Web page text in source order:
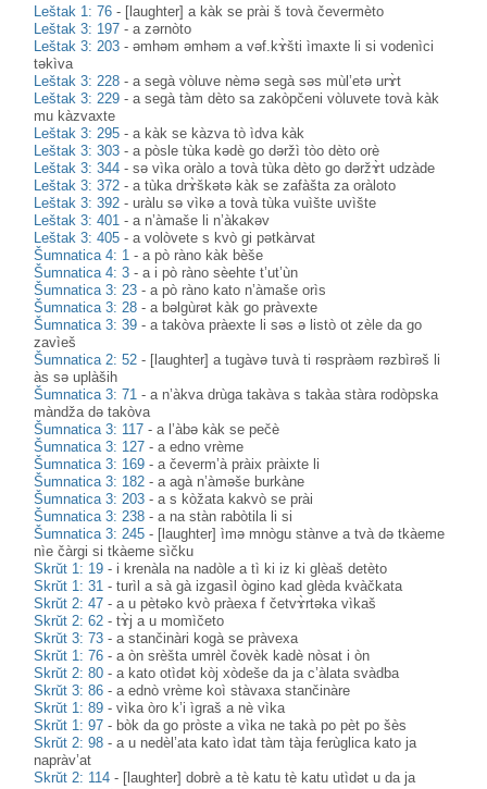
Leštak 1: 76 - [laughter] a kàk se prài š tovà čevermèto
Leštak 3: 197 -a zərnòto
Leštak 3: 203 -əmhəm əmhəm a vəf.kɤ̀šti ìmaxte li si vodenìci
təkìva
Leštak 3: 228 -a segà vòluve nèmə segà səs mùl’etə urɤ̀t
Leštak 3: 229 -a segà tàm dèto sa zakòpčeni vòluvete tovà kàk
mu kàzvaxte
Leštak 3: 295 -a kàk se kàzva tò ìdva kàk
Leštak 3: 303 -a pòsle tùka kədè go dəržì tòo dèto orè
Leštak 3: 344 -sə vìka oràlo a tovà tùka dèto go dəržɤ̀t udzàde
Leštak 3: 372 -a tùka drɤ̀škətə kàk se zafàšta za oràloto
Leštak 3: 392 -uràlu sə vìkə a tovà tùka vuìšte uvìšte
Leštak 3: 401 -a n’àmaše li n’àkakəv
Leštak 3: 405 -a volòvete s kvò gi pətkàrvat
Šumnatica 4: 1 -a pò ràno kàk bèše
Šumnatica 4: 3 -a i pò ràno sèehte t’ut’ùn
Šumnatica 3: 23 -a pò ràno kato n’àmaše orìs
Šumnatica 3: 28 -a bəlgùrət kàk go pràvexte
Šumnatica 3: 39 -a takòva pràexte li səs ə listò ot zèle da go
zavìeš
Šumnatica 2: 52 - [laughter] a tugàvə tuvà ti rəspràəm rəzbìrəš li
às sə uplàših
Šumnatica 3: 71 -a n’àkva drùga takàva s takàa stàra rodòpska
màndža də takòva
Šumnatica 3: 117 -a l’àbə kàk se pečè
Šumnatica 3: 127 -a edno vrème
Šumnatica 3: 169 -a čeverm’à pràix pràixte li
Šumnatica 3: 182 -a agà n’àməše burkàne
Šumnatica 3: 203 -a s kòžata kakvò se prài
Šumnatica 3: 238 -a na stàn rabòtila li si
Šumnatica 3: 245 - [laughter] ìmə mnògu stànve a tvà də tkàeme
nìe čàrgi si tkàeme sìčku
Skrŭt 1: 19 - i krenàla na nadòle a tì ki iz ki glèaš detèto
Skrŭt 1: 31 -turìl a sà gà izgasìl ògino kad glèda kvàčkata
Skrŭt 2: 47 -a u pètəko kvò pràexa f četvɤ̀rtəka vìkaš
Skrŭt 2: 62 -tɤ̀j a u momìčeto
Skrŭt 3: 73 -a stančinàri kogà se pràvexa
Skrŭt 1: 76 -a òn srèšta umrèl čovèk kadè nòsat i òn
Skrŭt 2: 80 -a kato otìdət kòj xòdeše da ja c’àlata svàdba
Skrŭt 3: 86 -a ednò vrème koì stàvaxa stančinàre
Skrŭt 1: 89 -vìka òro k’i ìgraš a nè vìka
Skrŭt 1: 97 - bòk da go pròste a vìka ne takà po pèt po šès
Skrŭt 2: 98 -a u nedèl’ata kato ìdat tàm tàja ferùglica kato ja
napràv’at
Skrŭt 2: 114 - [laughter] dobrè a tè katu tè katu utìdət u da ja